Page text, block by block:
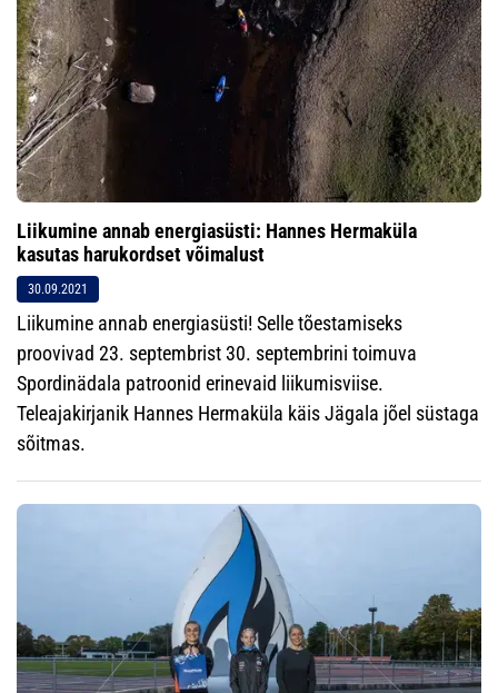
Liikumine annab energiasüsti: Hannes Hermaküla
kasutas harukordset võimalust
30.09.2021
Liikumine annab energiasüsti! Selle tõestamiseks
proovivad 23. septembrist 30. septembrini toimuva
Spordinädala patroonid erinevaid liikumisviise.
Teleajakirjanik Hannes Hermaküla käis Jägala jõel süstaga
sõitmas.